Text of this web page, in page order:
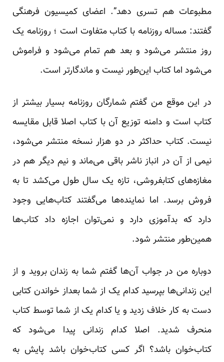
مطبوعات هم تسری دهد”. اعضای کمیسیون فرهنگی
گفتند: مساله روزنامه با کتاب متفاوت است ؛ روزنامه یک
روز منتشر می‌شود و بعد هم تمام می‌شود و فراموش
می‌شود اما کتاب این‌طور نیست و ماندگارتر است.
در این موقع من گفتم شمارگان روزنامه بسیار بیشتر از
کتاب است و دامنه توزیع آن با کتاب اصلا قابل مقایسه
نیست. کتاب حداکثر در دو هزار نسخه منتشر می‌شود،
نیمی از آن در انباز ناشر باقی می‌ماند و نیم دیگر هم در
مغازه‌های کتابفروشی، تازه یک سال طول می‌کشد تا به
فروش برسد. اما نماینده‌ها می‌گفتند کتاب‌هایی وجود
دارد که بدآموزی دارد و نمی‌توان اجازه داد کتاب‌ها
همین‌طور منتشر شود.
دوباره من در جواب آن‌ها گفتم شما به زندان بروید و از
این زندانی‌ها بپرسید کدام یک از شما بعداز خواندن کتابی
دست به کار خلاف زدید و یا کدام یک از شما توسط کتاب
منحرف شدید. اصلا کدام زندانی پیدا می‌شود که
کتاب‌خوان باشد؟ اگر کسی کتاب‌خوان باشد پایش به